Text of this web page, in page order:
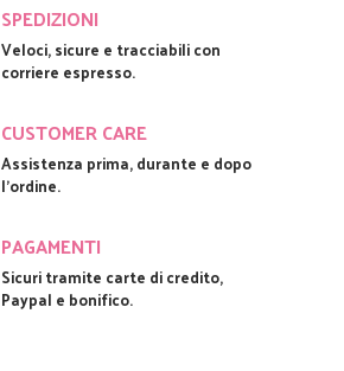
SPEDIZIONI
Veloci, sicure e tracciabili con
corriere espresso.
CUSTOMER CARE
Assistenza prima, durante e dopo
l'ordine.
PAGAMENTI
Sicuri tramite carte di credito,
Paypal e bonifico.